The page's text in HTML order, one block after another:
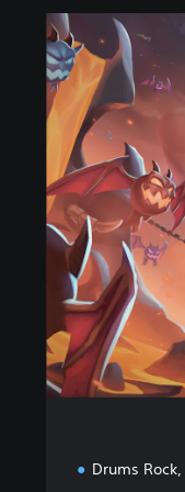
S
t
a
n
d
d
E
d
n
Drums